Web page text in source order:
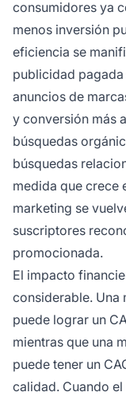
consumidores ya
menos inversión
eficiencia se
publicidad
anuncios de
y conversión más
búsquedas
búsquedas
medida que crece
marketing se
suscriptores
promocionada.
El impacto
considerable. Una
puede lograr un
mientras que una
puede tener un
calidad. Cuando